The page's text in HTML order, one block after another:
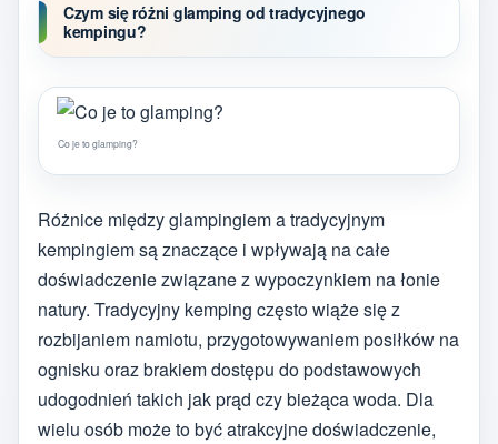
Czym się różni glamping od tradycyjnego
kempingu?
Co je to glamping?
Różnice między glampingiem a tradycyjnym
kempingiem są znaczące i wpływają na całe
doświadczenie związane z wypoczynkiem na łonie
natury. Tradycyjny kemping często wiąże się z
rozbijaniem namiotu, przygotowywaniem posiłków na
ognisku oraz brakiem dostępu do podstawowych
udogodnień takich jak prąd czy bieżąca woda. Dla
wielu osób może to być atrakcyjne doświadczenie,